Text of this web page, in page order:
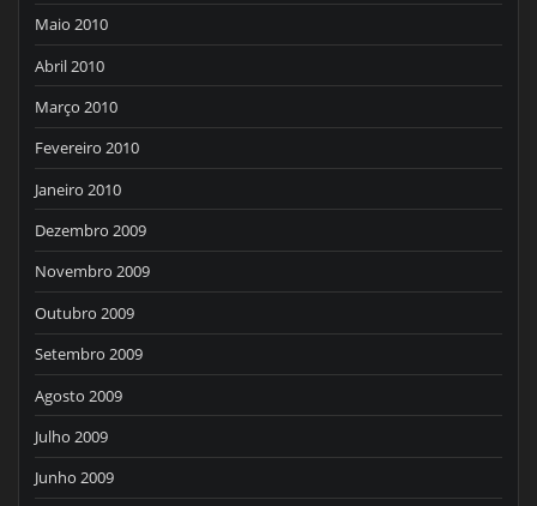
Maio 2010
Abril 2010
Março 2010
Fevereiro 2010
Janeiro 2010
Dezembro 2009
Novembro 2009
Outubro 2009
Setembro 2009
Agosto 2009
Julho 2009
Junho 2009